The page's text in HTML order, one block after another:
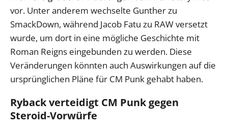
vor. Unter anderem wechselte Gunther zu
SmackDown, während Jacob Fatu zu RAW versetzt
wurde, um dort in eine mögliche Geschichte mit
Roman Reigns eingebunden zu werden. Diese
Veränderungen könnten auch Auswirkungen auf die
ursprünglichen Pläne für CM Punk gehabt haben.
Ryback verteidigt CM Punk gegen
Steroid-Vorwürfe